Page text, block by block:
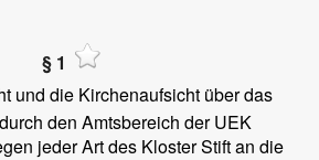
§ 1
und die Kirchenaufsicht über das
den Amtsbereich der UEK
jeder Art des Kloster Stift an die